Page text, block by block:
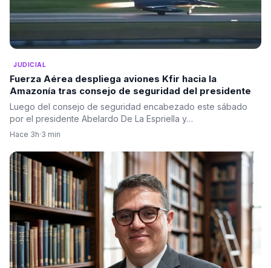
JUDICIAL
Fuerza Aérea despliega aviones Kfir hacia la
Amazonía tras consejo de seguridad del presidente
Luego del consejo de seguridad encabezado este sábado
por el presidente Abelardo De La Espriella y…
Hace 3h·3 min